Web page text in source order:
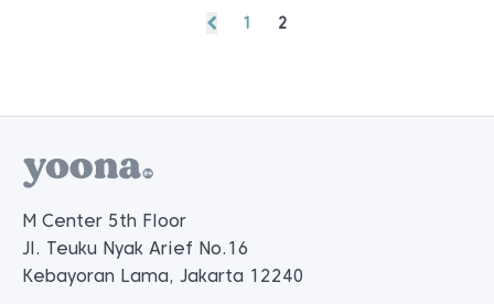
1 2
M Center 5th Floor
Jl. Teuku Nyak Arief No.16
Kebayoran Lama, Jakarta 12240